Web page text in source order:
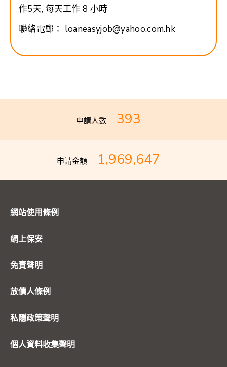
作5天, 每天工作 8 小時
聯絡電郵： loaneasyjob@yahoo.com.hk
申請人數 393
申請金額 1,969,647
網站使用條例
網上保安
免責聲明
放債人條例
私隱政策聲明
個人資料收集聲明